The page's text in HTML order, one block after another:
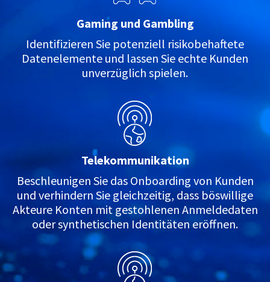
Gaming und Gambling
Identifizieren Sie potenziell risikobehaftete
Datenelemente und lassen Sie echte Kunden
unverzüglich spielen.
Telekommunikation
Beschleunigen Sie das Onboarding von Kunden
und verhindern Sie gleichzeitig, dass böswillige
Akteure Konten mit gestohlenen Anmeldedaten
oder synthetischen Identitäten eröffnen.